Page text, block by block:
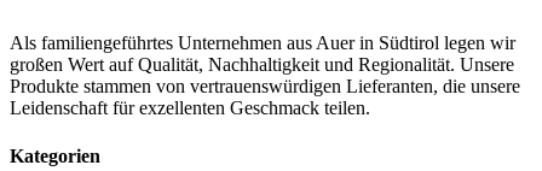
Als familiengeführtes Unternehmen aus Auer in Südtirol legen wir
großen Wert auf Qualität, Nachhaltigkeit und Regionalität. Unsere
Produkte stammen von vertrauenswürdigen Lieferanten, die unsere
Leidenschaft für exzellenten Geschmack teilen.
Kategorien